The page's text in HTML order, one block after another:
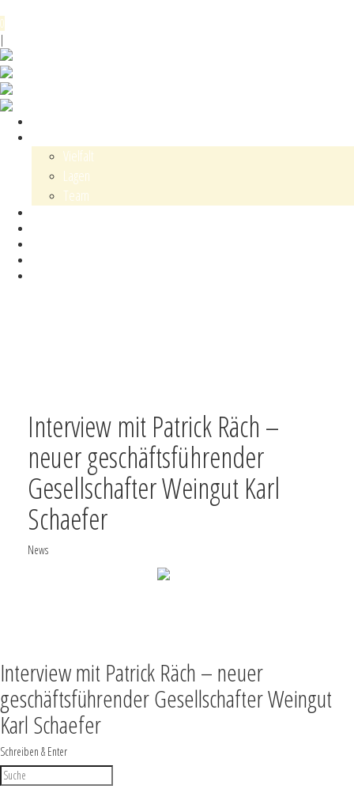
0
|
Vielfalt
Lagen
Team
Interview mit Patrick Räch –
neuer geschäftsführender
Gesellschafter Weingut Karl
Schaefer
News
Interview mit Patrick Räch – neuer
geschäftsführender Gesellschafter Weingut
Karl Schaefer
Schreiben & Enter